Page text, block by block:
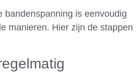
bandenspanning is eenvoudig
manieren. Hier zijn de stappen